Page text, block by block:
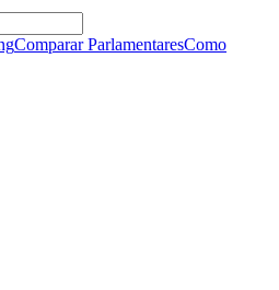
Comparar ParlamentaresComo